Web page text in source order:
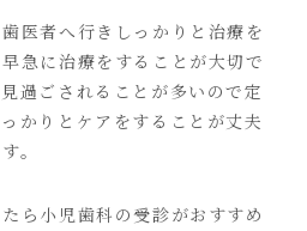
医者へ行きしっかりと治療を
急に治療をすることが大切で
過ごされることが多いので定
かりとケアをすることが丈夫
。
ら小児歯科の受診がおすすめ